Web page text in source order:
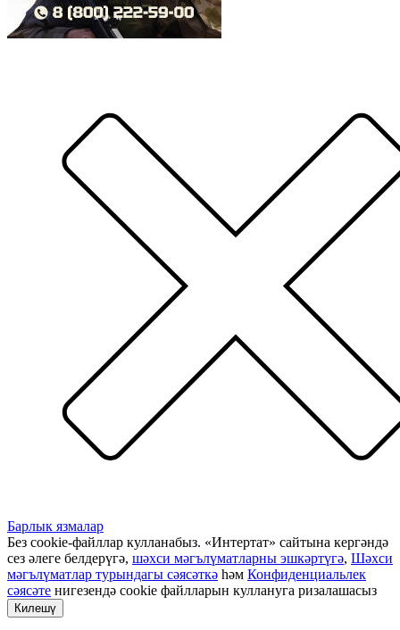
Барлык язмалар
Без cookie-файллар кулланабыз. «Интертат» сайтына кергәндә
сез әлеге белдерүгә, шәхси мәгълүматларны эшкәртүгә, Шәхси
мәгълүматлар турындагы сәясәткә һәм Конфиденциальлек
сәясәте нигезендә cookie файлларын куллануга ризалашасыз
Килешү